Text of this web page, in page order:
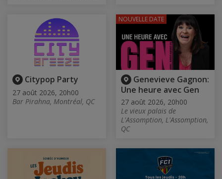
Citypop Party
27 août 2026, 20h00
Bar Pirahna, Montréal, QC
Genevieve Gagnon:
Une heure avec Gen
27 août 2026, 20h00
Le vieux palais de
L'Assomption, L'Assomption,
QC
NOUVELLE DATE